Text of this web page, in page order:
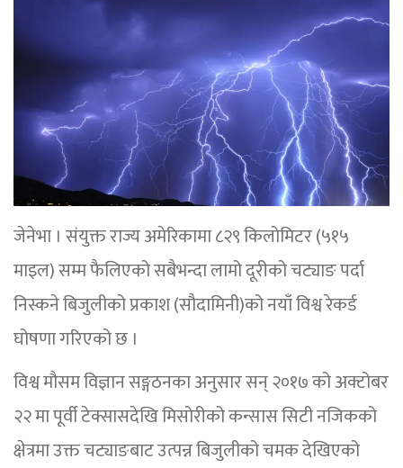
जेनेभा । संयुक्त राज्य अमेरिकामा ८२९ किलोमिटर (५१५
माइल) सम्म फैलिएको सबैभन्दा लामो दूरीको चट्याङ पर्दा
निस्कने बिजुलीको प्रकाश (सौदामिनी)को नयाँ विश्व रेकर्ड
घोषणा गरिएको छ ।
विश्व मौसम विज्ञान सङ्गठनका अनुसार सन् २०१७ को अक्टोबर
२२ मा पूर्वी टेक्सासदेखि मिसोरीको कन्सास सिटी नजिकको
क्षेत्रमा उक्त चट्याङबाट उत्पन्न बिजुलीको चमक देखिएको